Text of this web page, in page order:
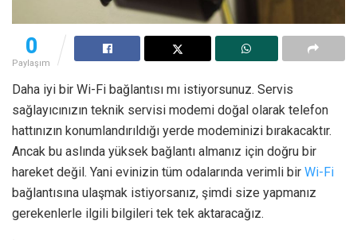
0
Paylaşım
Daha iyi bir Wi-Fi bağlantısı mı istiyorsunuz. Servis
sağlayıcınızın teknik servisi modemi doğal olarak telefon
hattınızın konumlandırıldığı yerde modeminizi bırakacaktır.
Ancak bu aslında yüksek bağlantı almanız için doğru bir
hareket değil. Yani evinizin tüm odalarında verimli bir Wi-Fi
bağlantısına ulaşmak istiyorsanız, şimdi size yapmanız
gerekenlerle ilgili bilgileri tek tek aktaracağız.